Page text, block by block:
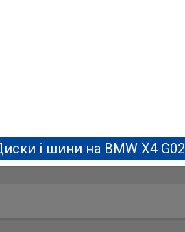
і шини на BMW X4 G02